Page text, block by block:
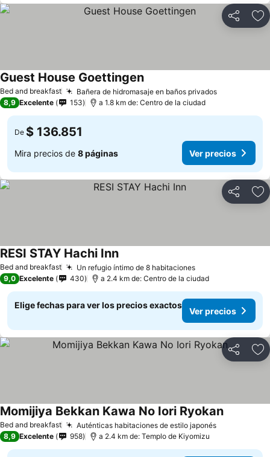
Compartir
Bed and breakfast Bañera de hidromasaje en baños privados
Guest House Goettingen
8,9 Excelente 153 a 1.8 km de: Centro de la ciudad
De $ 136.851
Mira precios de 8 páginas Ver precios
Compartir
Bed and breakfast Un refugio íntimo de 8 habitaciones
RESI STAY Hachi Inn
9,0 Excelente 430 a 2.4 km de: Centro de la ciudad
Elige fechas para ver los precios exactos
Ver precios
Compartir
Bed and breakfast Auténticas habitaciones de estilo japonés
Momijiya Bekkan Kawa No Iori Ryokan
8,9 Excelente 958 a 2.4 km de: Templo de Kiyomizu